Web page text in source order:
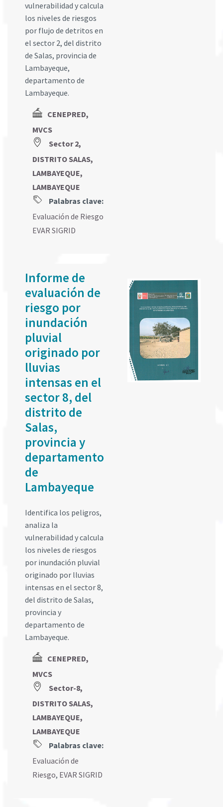
vulnerabilidad y calcula
los niveles de riesgos
por flujo de detritos en
el sector 2, del distrito
de Salas, provincia de
Lambayeque,
departamento de
Lambayeque.
CENEPRED,
MVCS
Sector 2,
DISTRITO SALAS,
LAMBAYEQUE,
LAMBAYEQUE
Palabras clave:
Evaluación de Riesgo
EVAR SIGRID
Informe de
evaluación de
riesgo por
inundación
pluvial
originado por
lluvias
intensas en el
sector 8, del
distrito de
Salas,
provincia y
departamento
de
Lambayeque
Identifica los peligros,
analiza la
vulnerabilidad y calcula
los niveles de riesgos
por inundación pluvial
originado por lluvias
intensas en el sector 8,
del distrito de Salas,
provincia y
departamento de
Lambayeque.
CENEPRED,
MVCS
Sector-8,
DISTRITO SALAS,
LAMBAYEQUE,
LAMBAYEQUE
Palabras clave:
Evaluación de
Riesgo, EVAR SIGRID